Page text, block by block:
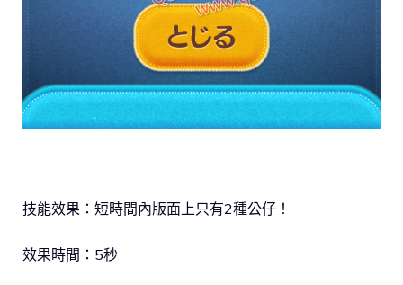
技能效果：短時間內版面上只有2種公仔！
效果時間：5秒